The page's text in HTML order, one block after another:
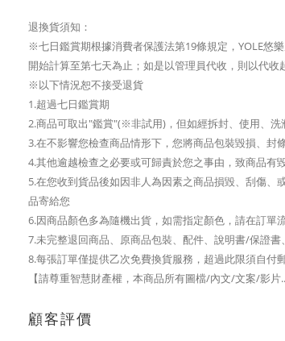
退換貨須知：
※七日鑑賞期根據消費者保護法第19條規定，YOLE悠
開始計算至第七天為止；如是以管理員代收，則以代收
※以下情況恕不接受退貨
1.超過七日鑑賞期
2.商品可取出"鑑賞"(※非試用)，但如經拆封、使用、洗
3.在不影響您檢查商品情形下，您將商品包裝毀損、封
4.其他逾越檢查之必要或可歸責於您之事由，致商品有
5.在您收到貨品後如因非人為因素之商品損毀、刮傷
品寄給您
6.因商品顏色多為隨機出貨，如需指定顏色，請在訂
7.未完整退回商品、原商品包裝、配件、說明書/保證書
8.每張訂單僅提供乙次免費換貨服務，超過此限須自付
【請尊重智慧財產權，本商品所有圖檔/內文/文案/影
顧客評價